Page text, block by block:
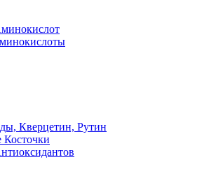
Кверцетин, Рутин